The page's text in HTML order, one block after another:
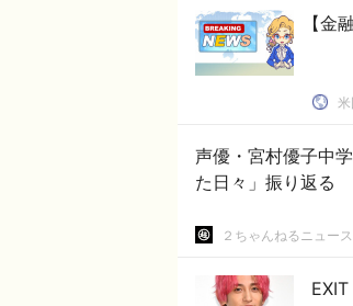
【金
声優・宮村優子中
た日々」振り返る
２ちゃんねるニュー